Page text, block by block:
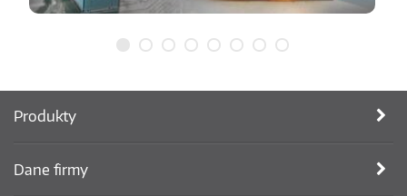
Produkty
Dane firmy